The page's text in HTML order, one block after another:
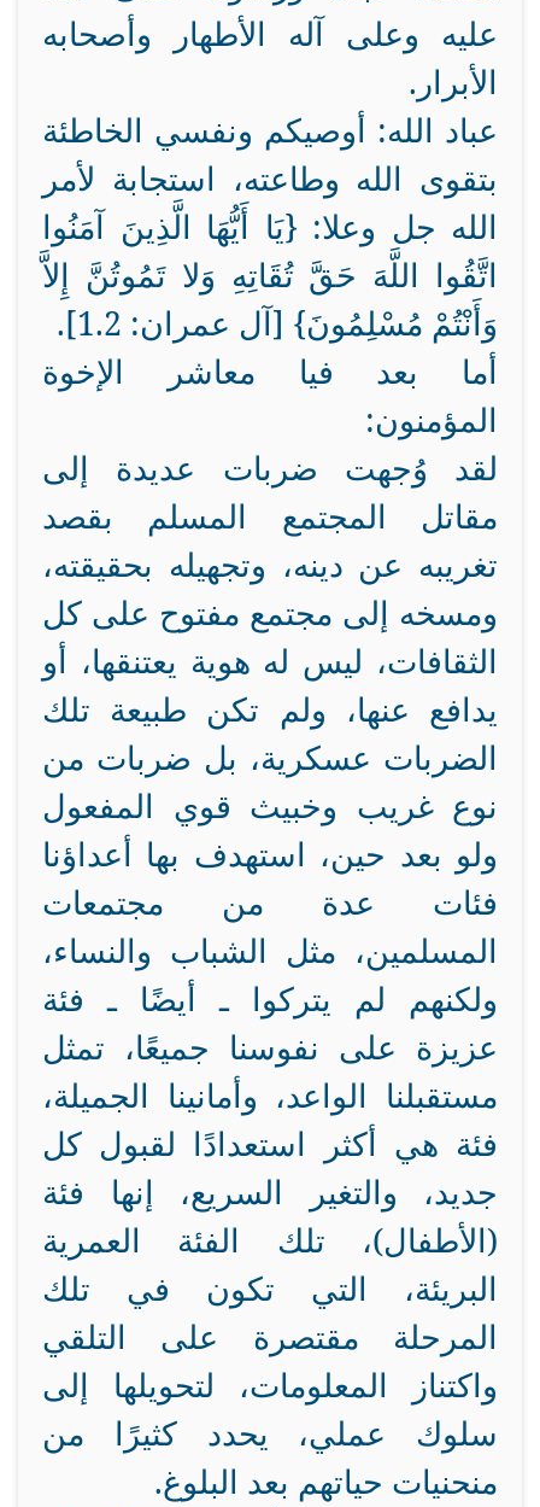
عليه وعلى آله الأطهار وأصحابه
الأبرار.
عباد الله: أوصيكم ونفسي الخاطئة
بتقوى الله وطاعته، استجابة لأمر
الله جل وعلا: {يَا أَيُّهَا الَّذِينَ آمَنُوا
اتَّقُوا اللَّهَ حَقَّ تُقَاتِهِ وَلا تَمُوتُنَّ إِلاَّ
وَأَنْتُمْ مُسْلِمُونَ} [آل عمران: 1.2].
أما بعد فيا معاشر الإخوة
المؤمنون:
لقد وُجهت ضربات عديدة إلى
مقاتل المجتمع المسلم بقصد
تغريبه عن دينه، وتجهيله بحقيقته،
ومسخه إلى مجتمع مفتوح على كل
الثقافات، ليس له هوية يعتنقها، أو
يدافع عنها، ولم تكن طبيعة تلك
الضربات عسكرية، بل ضربات من
نوع غريب وخبيث قوي المفعول
ولو بعد حين، استهدف بها أعداؤنا
فئات عدة من مجتمعات
المسلمين، مثل الشباب والنساء،
ولكنهم لم يتركوا ـ أيضًا ـ فئة
عزيزة على نفوسنا جميعًا، تمثل
مستقبلنا الواعد، وأمانينا الجميلة،
فئة هي أكثر استعدادًا لقبول كل
جديد، والتغير السريع، إنها فئة
(الأطفال)، تلك الفئة العمرية
البريئة، التي تكون في تلك
المرحلة مقتصرة على التلقي
واكتناز المعلومات، لتحويلها إلى
سلوك عملي، يحدد كثيرًا من
منحنيات حياتهم بعد البلوغ.